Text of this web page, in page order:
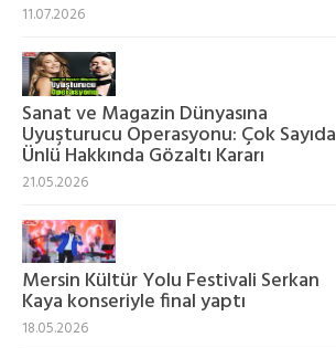
11.07.2026
Sanat ve Magazin Dünyasına
Uyuşturucu Operasyonu: Çok Sayıda
Ünlü Hakkında Gözaltı Kararı
21.05.2026
Mersin Kültür Yolu Festivali Serkan
Kaya konseriyle final yaptı
18.05.2026